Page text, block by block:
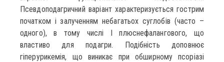
Псевдоподагричний варіант характеризується гострим
початком і залученням небагатьох суглобів (часто –
одного), в тому числі І плюснефалангового, що
властиво для подагри. Подібність доповнює
гіперурикемія, що виникає при обширному псоріазі